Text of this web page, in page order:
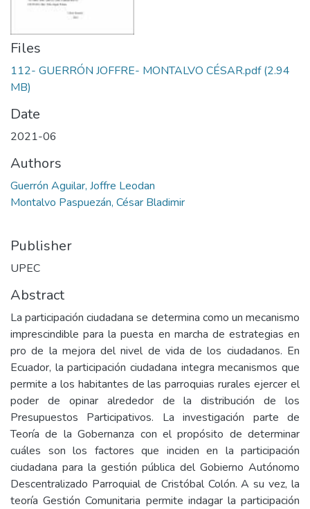
Files
112- GUERRÓN JOFFRE- MONTALVO CÉSAR.pdf(2.94
MB)
Date
2021-06
Authors
Guerrón Aguilar, Joffre Leodan
Montalvo Paspuezán, César Bladimir
Publisher
UPEC
Abstract
La participación ciudadana se determina como un mecanismo
imprescindible para la puesta en marcha de estrategias en
pro de la mejora del nivel de vida de los ciudadanos. En
Ecuador, la participación ciudadana integra mecanismos que
permite a los habitantes de las parroquias rurales ejercer el
poder de opinar alrededor de la distribución de los
Presupuestos Participativos. La investigación parte de
Teoría de la Gobernanza con el propósito de determinar
cuáles son los factores que inciden en la participación
ciudadana para la gestión pública del Gobierno Autónomo
Descentralizado Parroquial de Cristóbal Colón. A su vez, la
teoría Gestión Comunitaria permite indagar la participación